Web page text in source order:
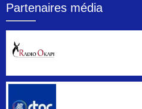
Partenaires média